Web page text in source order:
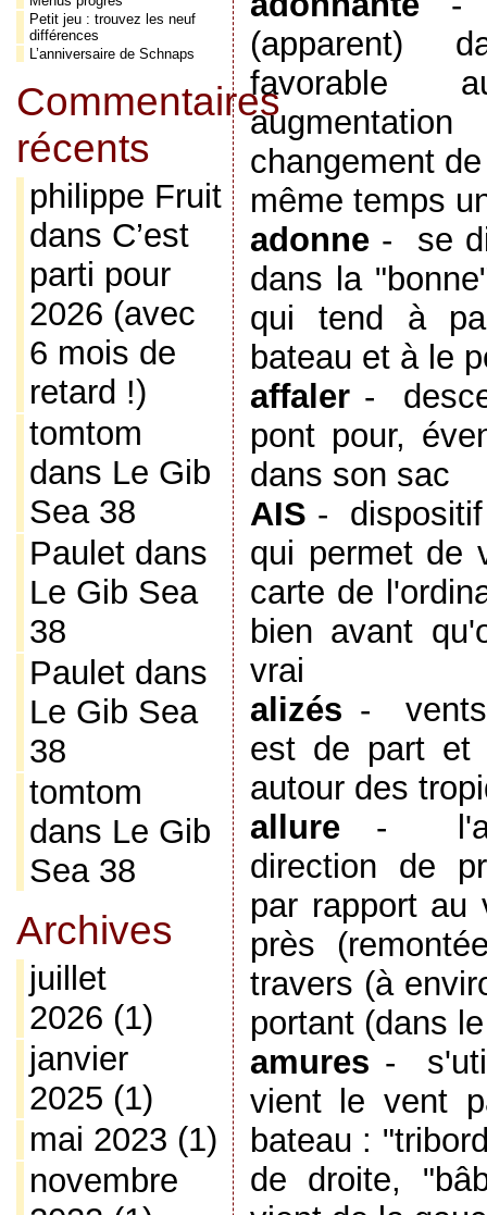
Petit jeu : trouvez les neuf
différences
L’anniversaire de Schnaps
Commentaires
récents
philippe Fruit
dans C’est
parti pour
2026 (avec
6 mois de
retard !)
tomtom
dans Le Gib
Sea 38
Pauletdans
Le Gib Sea
38
Pauletdans
Le Gib Sea
38
tomtom
dans Le Gib
Sea 38
Archives
juillet
2026 (1)
janvier
2025 (1)
mai 2023 (1)
novembre
(apparent)
favorable
changement
même temps
adonne- se
dans la
qui tend à
bateau et à le
affaler-
pont pour,
dans son sac
AIS -
qui permet de
carte de
bien avant
vrai
alizés -
est de part et
autour des
allure-
direction de
par rapport au
près
travers (à
portant (dans
amures -
vient le vent
bateau :
de droite,